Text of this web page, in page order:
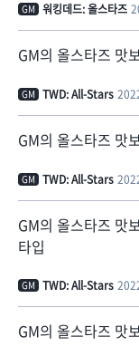
GM 워킹데드: 올스타즈
GM의 올스타즈 맛
GM TWD: All-Stars
GM의 올스타즈 맛
GM TWD: All-Stars
GM의 올스타즈 맛
타입
GM TWD: All-Stars
GM의 올스타즈 맛